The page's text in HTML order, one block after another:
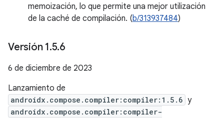
memoización, lo que permite una mejor utilización
de la caché de compilación. (b/313937484)
Versión 1.5.6
6 de diciembre de 2023
Lanzamiento de
androidx.compose.compiler:compiler:1.5.6 y
androidx.compose.compiler:compiler-